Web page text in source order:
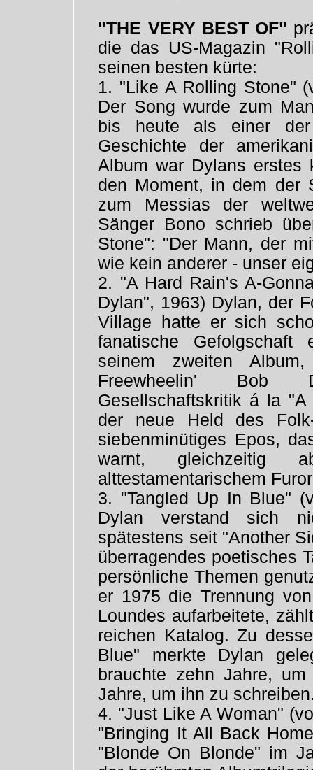
"THE VERY BEST OF"
die das US-Magazin
seinen besten kürte:
1. "Like A Rolling Stone"
Der Song wurde zum
bis heute als einer der
Geschichte der
Album war Dylans erstes
den Moment, in dem der
zum Messias der
Sänger Bono schrieb
Stone": "Der Mann, der
wie kein anderer - unser
2. "A Hard Rain's A-
Dylan", 1963) Dylan, der
Village hatte er sich
fanatische Gefolgschaft
seinem zweiten
Freewheelin' Bob
Gesellschaftskritik á la
der neue Held des
siebenminütiges Epos,
warnt, gleichzeitig
alttestamentarischem
3. "Tangled Up In Blue"
Dylan verstand sich
spätestens seit "Another
überragendes poetisches
persönliche Themen
er 1975 die Trennung
Loundes aufarbeitete,
reichen Katalog. Zu
Blue" merkte Dylan
brauchte zehn Jahre,
Jahre, um ihn zu
4. "Just Like A Woman"
"Bringing It All Back
"Blonde On Blonde" im